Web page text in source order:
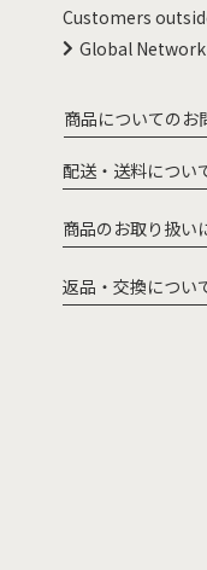
Customers
Global Network
商品についてのお
配送・送料につい
商品のお取り扱い
返品・交換につい